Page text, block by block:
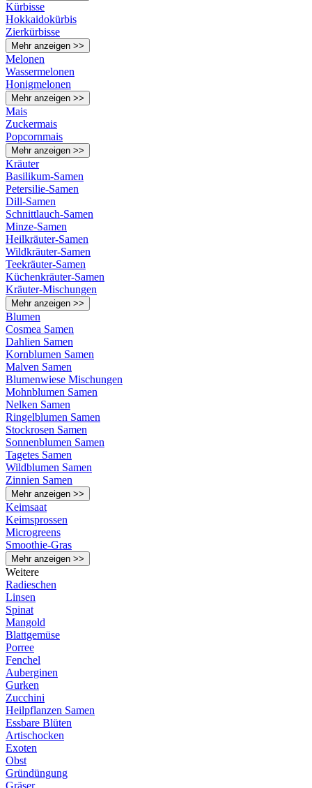
Kürbisse
Hokkaidokürbis
Zierkürbisse
Mehr anzeigen >>
Melonen
Wassermelonen
Honigmelonen
Mehr anzeigen >>
Mais
Zuckermais
Popcornmais
Mehr anzeigen >>
Kräuter
Basilikum-Samen
Petersilie-Samen
Dill-Samen
Schnittlauch-Samen
Minze-Samen
Heilkräuter-Samen
Wildkräuter-Samen
Teekräuter-Samen
Küchenkräuter-Samen
Kräuter-Mischungen
Mehr anzeigen >>
Blumen
Cosmea Samen
Dahlien Samen
Kornblumen Samen
Malven Samen
Blumenwiese Mischungen
Mohnblumen Samen
Nelken Samen
Ringelblumen Samen
Stockrosen Samen
Sonnenblumen Samen
Tagetes Samen
Wildblumen Samen
Zinnien Samen
Mehr anzeigen >>
Keimsaat
Keimsprossen
Microgreens
Smoothie-Gras
Mehr anzeigen >>
Weitere
Radieschen
Linsen
Spinat
Mangold
Blattgemüse
Porree
Fenchel
Auberginen
Gurken
Zucchini
Heilpflanzen Samen
Essbare Blüten
Artischocken
Exoten
Obst
Gründüngung
Gräser